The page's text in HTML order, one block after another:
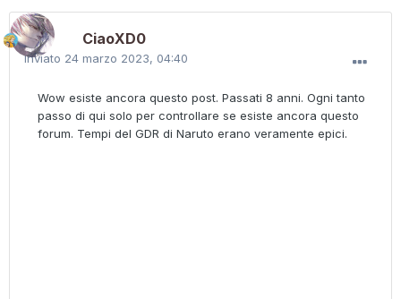
CiaoXD0
Inviato 24 marzo 2023, 04:40
Wow esiste ancora questo post. Passati 8 anni. Ogni tanto
passo di qui solo per controllare se esiste ancora questo
forum. Tempi del GDR di Naruto erano veramente epici.